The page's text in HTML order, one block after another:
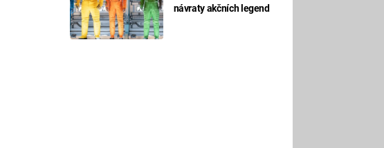
návraty akčních legend